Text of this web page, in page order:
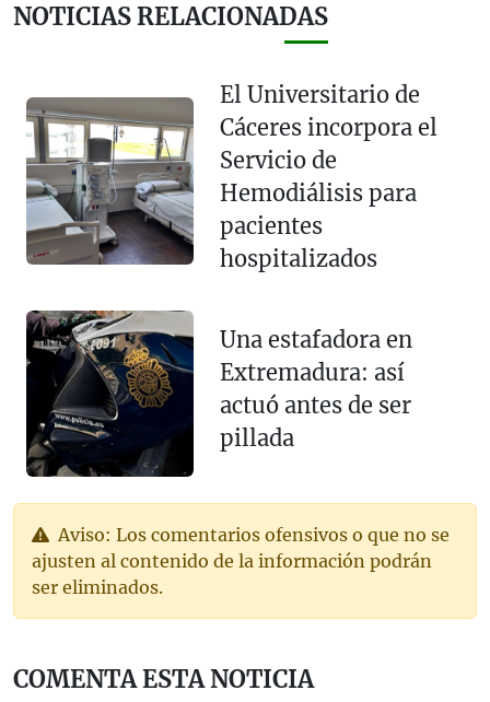
NOTICIAS RELACIONADAS
El Universitario de
Cáceres incorpora el
Servicio de
Hemodiálisis para
pacientes
hospitalizados
Una estafadora en
Extremadura: así
actuó antes de ser
pillada
Aviso: Los comentarios ofensivos o que no se
ajusten al contenido de la información podrán
ser eliminados.
COMENTA ESTA NOTICIA